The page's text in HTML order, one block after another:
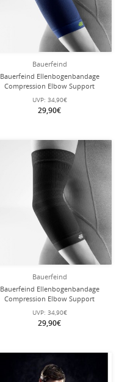
Bauerfeind
Bauerfeind Ellenbogenbandage
Compression Elbow Support
(nahtloses Kompressionsgestrick)
navyblau 1er
UVP: 34,90€
29,90€
Bauerfeind
Bauerfeind Ellenbogenbandage
Compression Elbow Support
(nahtloses Kompressionsgestrick)
schwarz 1er
UVP: 34,90€
29,90€